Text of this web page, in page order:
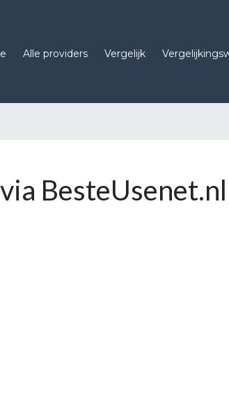
Alle providers Vergelijk
BesteUsenet.nl